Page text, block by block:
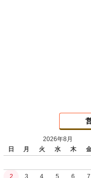
2026年8月
日
月 火 水 木
2
3 4 5 6 7